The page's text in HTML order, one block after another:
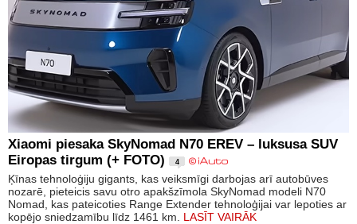
Xiaomi piesaka SkyNomad N70 EREV – luksusa SUV
Eiropas tirgum (+ FOTO)
4
Ķīnas tehnoloģiju gigants, kas veiksmīgi darbojas arī autobūves
nozarē, pieteicis savu otro apakšzīmola SkyNomad modeli N70
Nomad, kas pateicoties Range Extender tehnoloģijai var lepoties ar
kopējo sniedzamību līdz 1461 km. LASĪT VAIRĀK